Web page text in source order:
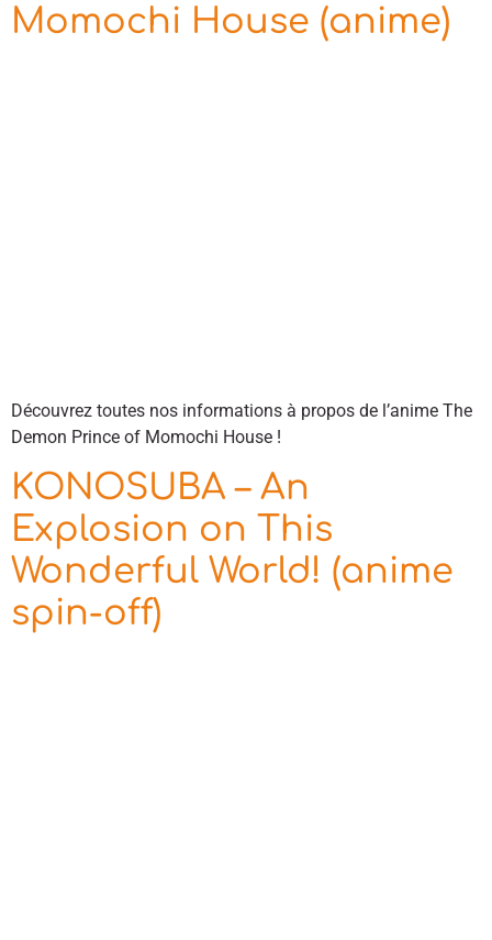
Momochi House (anime)
Découvrez toutes nos informations à propos de l’anime The
Demon Prince of Momochi House !
KONOSUBA – An
Explosion on This
Wonderful World! (anime
spin-off)